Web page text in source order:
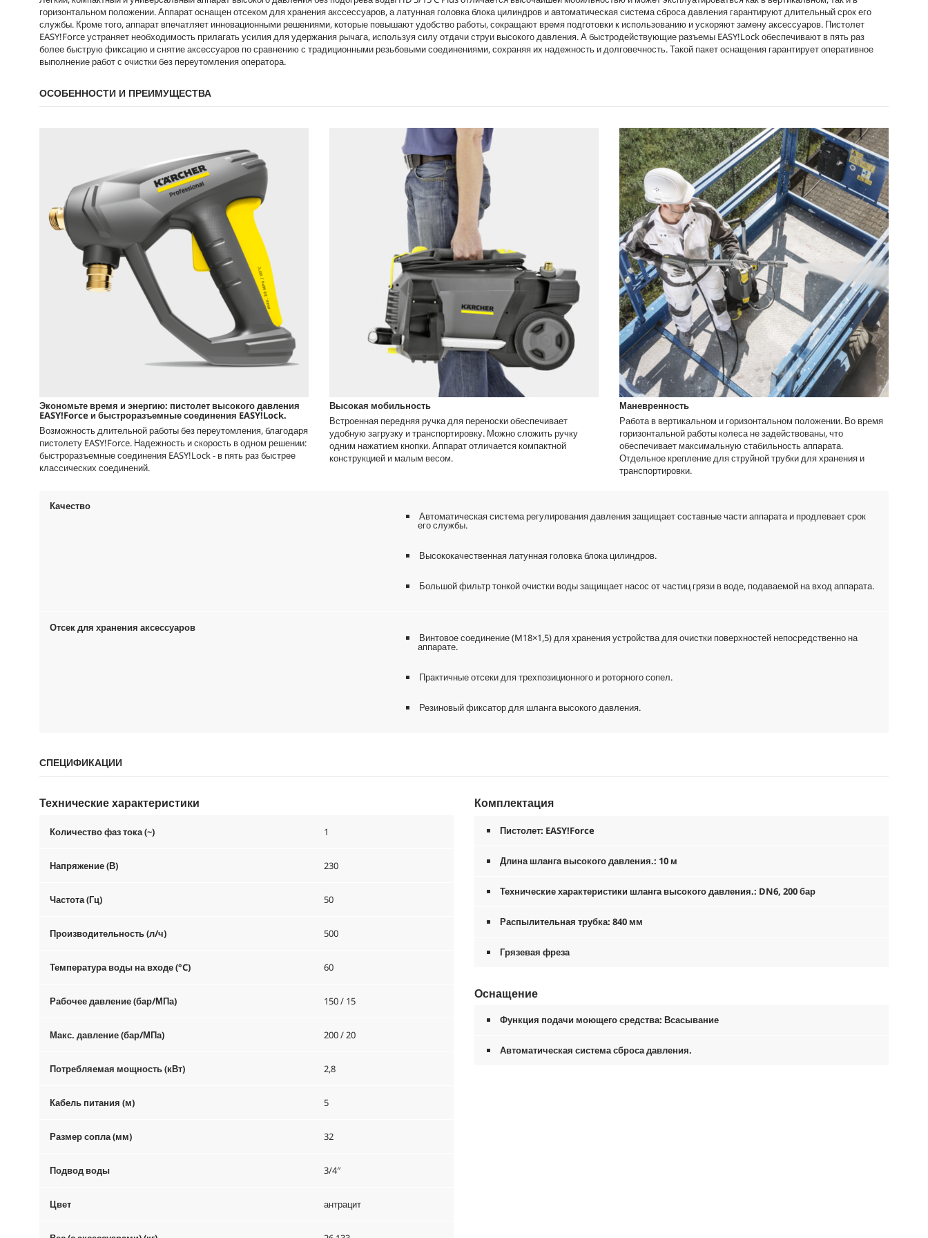
горизонтальном положении. Аппарат оснащен отсеком для хранения акссессуаров, а латунная головка блока цилиндров и автоматическая система сброса давления гарантируют длительный срок его
службы. Кроме того, аппарат впечатляет инновационными решениями, которые повышают удобство работы, сокращают время подготовки к использованию и ускоряют замену аксессуаров. Пистолет
EASY!Forceустраняет необходимость прилагать усилия для удержания рычага, используя силу отдачи струи высокого давления. А быстродействующие разъемы EASY!Lockобеспечивают в пять раз
более быструю фиксацию и снятие аксессуаров по сравнению с традиционными резьбовыми соединениями, сохраняя их надежность и долговечность. Такой пакет оснащения гарантирует оперативное
выполнение работ с очистки без переутомления оператора.
ОСОБЕННОСТИ И ПРЕИМУЩЕСТВА
Экономьте время и энергию: пистолет высокого давления
EASY!Force и быстроразъемные соединения EASY!Lock.
Возможность длительной работы без переутомления, благодаря
пистолету EASY!Force. Надежность и скорость в одном решении:
быстроразъемные соединения EASY!Lock- в пять раз быстрее
классических соединений.
Высокая мобильность
Встроенная передняя ручка для переноски обеспечивает
удобную загрузку и транспортировку. Можно сложить ручку
одним нажатием кнопки. Аппарат отличается компактной
конструкцией и малым весом.
Маневренность
Работа в вертикальном и горизонтальном положении. Во время
горизонтальной работы колеса не задействованы, что
обеспечивает максимальную стабильность аппарата.
Отдельное крепление для струйной трубки для хранения и
транспортировки.
Качество
Автоматическая система регулирования давления защищает составные части аппарата и продлевает срок
его службы.
Высококачественная латунная головка блока цилиндров.
Большой фильтр тонкой очистки воды защищает насос от частиц грязи в воде, подаваемой на вход аппарата.
Отсек для хранения аксессуаров
Винтовое соединение (M18×1,5) для хранения устройства для очистки поверхностей непосредственно на
аппарате.
Практичные отсеки для трехпозиционного и роторного сопел.
Резиновый фиксатор для шланга высокого давления.
СПЕЦИФИКАЦИИ
Технические характеристики
Количество фаз тока (~) 1
Напряжение (В) 230
Частота (Гц) 50
Производительность (л/ч) 500
Температура воды на входе (°C) 60
Рабочее давление (бар/МПа) 150 / 15
Макс. давление (бар/МПа) 200 / 20
Потребляемая мощность (кВт) 2,8
Кабель питания (м) 5
Размер сопла (мм) 32
Подвод воды 3/4″
Цвет антрацит
Комплектация
Пистолет: EASY!Force
Длина шланга высокого давления.: 10 м
Технические характеристики шланга высокого давления.: DN6, 200 бар
Распылительная трубка: 840 мм
Грязевая фреза
Оснащение
Функция подачи моющего средства: Всасывание
Автоматическая система сброса давления.